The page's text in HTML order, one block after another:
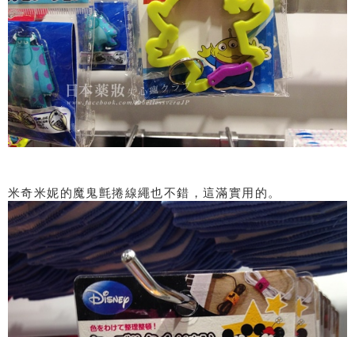
米奇米妮的魔鬼氈捲線繩也不錯，這滿實用的。